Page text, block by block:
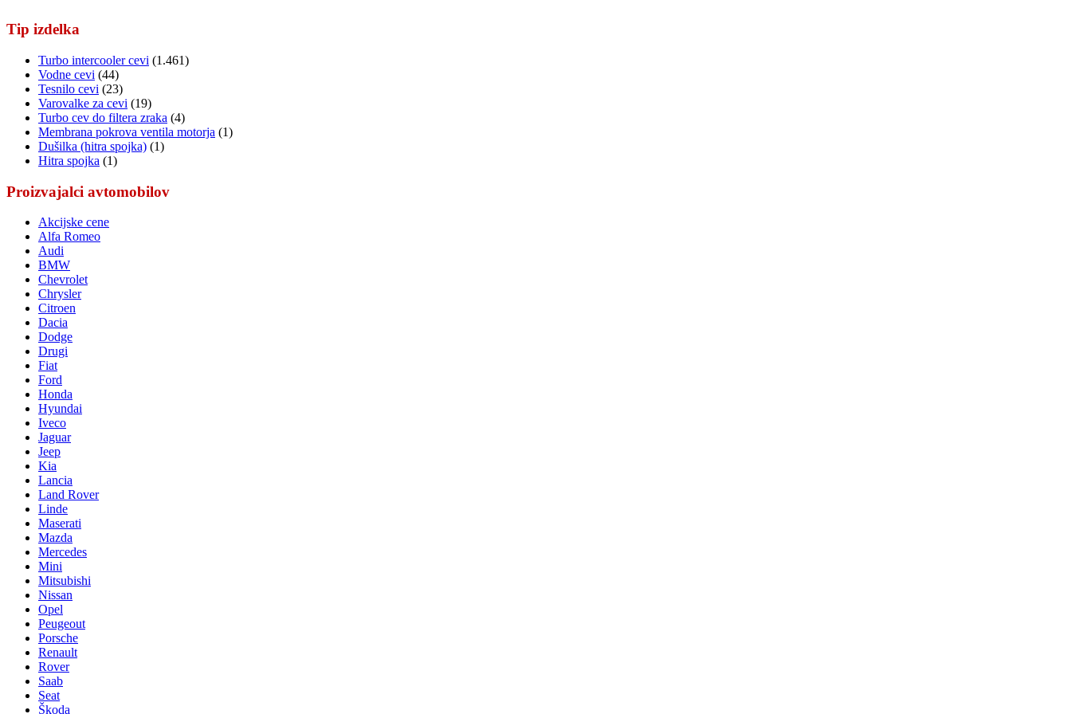
Tip izdelka
Turbo intercooler cevi (1.461)
Vodne cevi (44)
Tesnilo cevi (23)
Varovalke za cevi (19)
Turbo cev do filtera zraka (4)
Membrana pokrova ventila motorja (1)
Dušilka (hitra spojka) (1)
Hitra spojka (1)
Proizvajalci avtomobilov
Akcijske cene
Alfa Romeo
Audi
BMW
Chevrolet
Chrysler
Citroen
Dacia
Dodge
Drugi
Fiat
Ford
Honda
Hyundai
Iveco
Jaguar
Jeep
Kia
Lancia
Land Rover
Linde
Maserati
Mazda
Mercedes
Mini
Mitsubishi
Nissan
Opel
Peugeout
Porsche
Renault
Rover
Saab
Seat
Škoda